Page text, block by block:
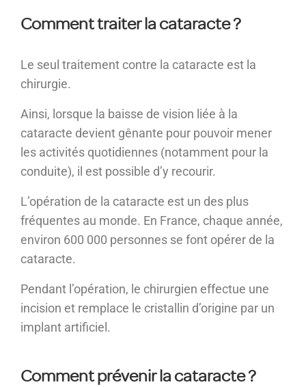
Comment traiter la cataracte ?
Le seul traitement contre la cataracte est la
chirurgie.
Ainsi, lorsque la baisse de vision liée à la
cataracte devient gênante pour pouvoir mener
les activités quotidiennes (notamment pour la
conduite), il est possible d’y recourir.
L’opération de la cataracte est un des plus
fréquentes au monde. En France, chaque année,
environ 600 000 personnes se font opérer de la
cataracte.
Pendant l’opération, le chirurgien effectue une
incision et remplace le cristallin d’origine par un
implant artificiel.
Comment prévenir la cataracte ?